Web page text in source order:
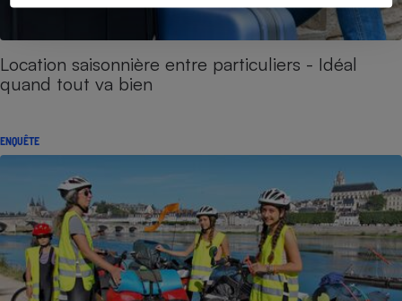
Location saisonnière entre particuliers - Idéal
quand tout va bien
ENQUÊTE